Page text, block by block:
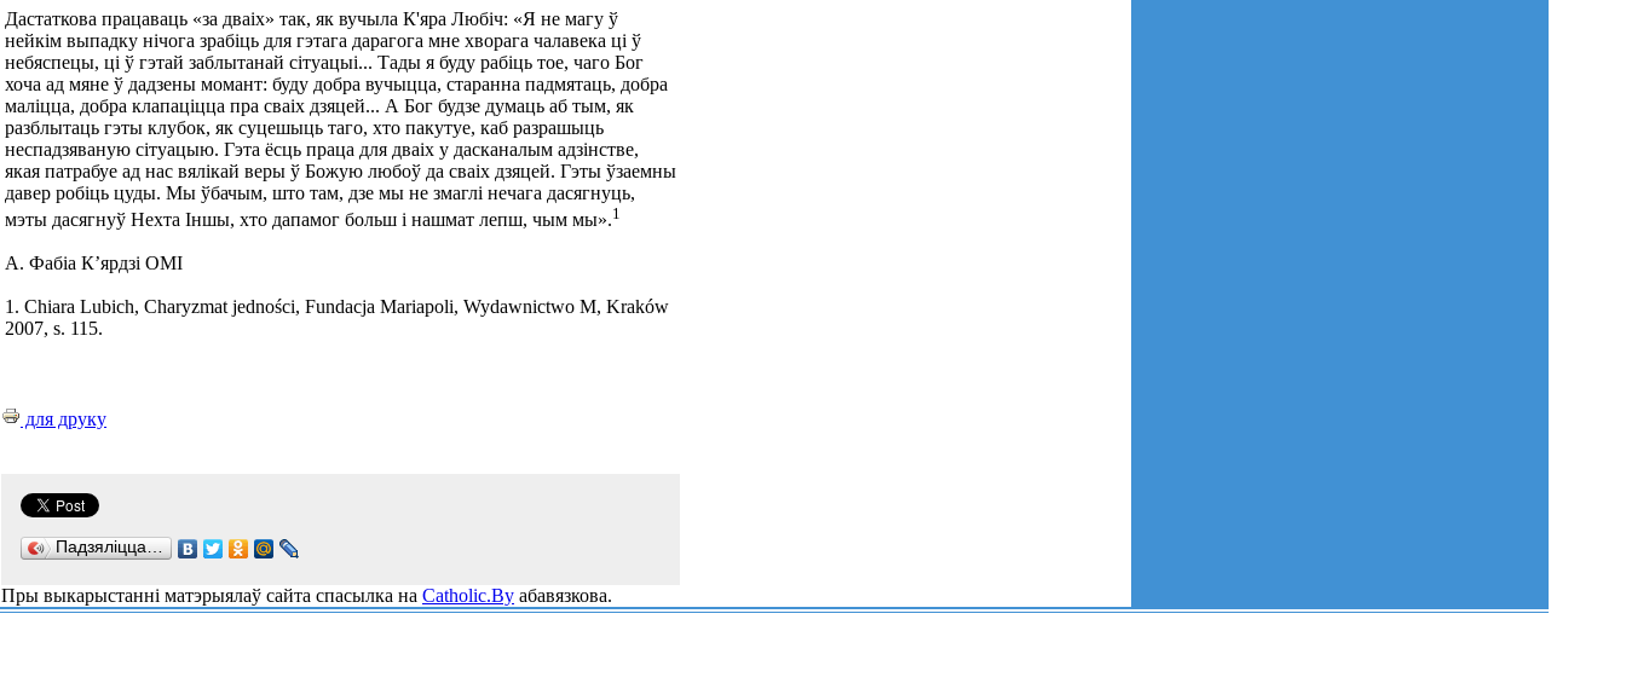
Дастаткова працаваць «за дваiх» так, як вучыла К'яра Любіч: «Я не магу ў
нейкiм выпадку нічога зрабіць для гэтага дарагога мне хворага чалавека ці ў
небяспецы, цi ў гэтай заблытанай сітуацыі... Тады я буду рабіць тое, чаго Бог
хоча ад мяне ў дадзены момант: буду добра вучыцца, старанна падмятаць, добра
маліцца, добра клапаціцца пра сваiх дзяцей... А Бог будзе думаць аб тым, як
разблытаць гэты клубок, як суцешыць таго, хто пакутуе, каб разрашыць
неспадзяваную сітуацыю. Гэта ёсць праца для дваіх у дасканалым адзінстве,
якая патрабуе ад нас вялікай веры ў Божую любоў да сваіх дзяцей. Гэты ўзаемны
давер робіць цуды. Мы ўбачым, што там, дзе мы не змаглі нечага дасягнуць,
мэты дасягнуў Нехта Iншы, хто дапамог больш і нашмат лепш, чым мы».1
А. Фабiа К’ярдзi OMI
1. Chiara Lubich, Charyzmat jedności, Fundacja Mariapoli, Wydawnictwo M, Kraków
2007, s. 115.
для друку
Падзяліцца…
Пры выкарыстанні матэрыялаў сайта спасылка на Catholic.By абавязкова.